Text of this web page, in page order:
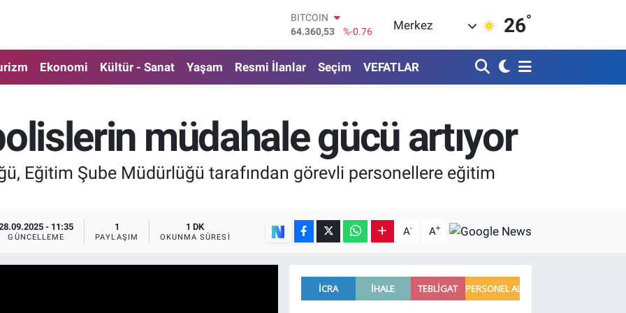
DOLAR
47,7069
%0.17
55,0265
%0.01
STERLİN
64,1897
%0.02
BİST100
13.887
%64
BITCOIN
64.360,53
%-0.76
Merkez 26°
Ekonomi Kültür - Sanat Yaşam Resmi İlanlar Seçim VEFATLAR
müdahale gücü artıyor
Eğitim Şube Müdürlüğü tarafından görevli personellere eğitim
- 11:35
GÜNCELLEME
1
PAYLAŞIM
1 DK
OKUNMA SÜRESI A- A+